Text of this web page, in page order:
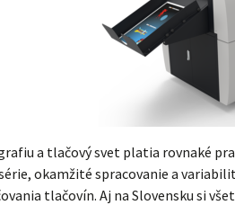
a tlačový svet platia rovnaké
okamžité spracovanie a
tlačovín. Aj na Slovensku si